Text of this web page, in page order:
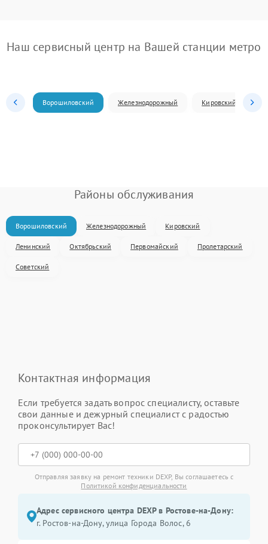
Наш сервисный центр на Вашей станции метро
Ворошиловский Железнодорожный Кировский
Районы обслуживания
Ворошиловский Железнодорожный Кировский
Ленинский Октябрьский Первомайский Пролетарский
Советский
Контактная информация
Если требуется задать вопрос специалисту, оставьте
свои данные и дежурный специалист с радостью
проконсультирует Вас!
Отправляя заявку на ремонт техники DEXP, Вы соглашаетесь с
Политикой конфиденциальности
Адрес сервисного центра DEXP в Ростове-на-Дону:
г. Ростов-на-Дону, улица Города Волос, 6